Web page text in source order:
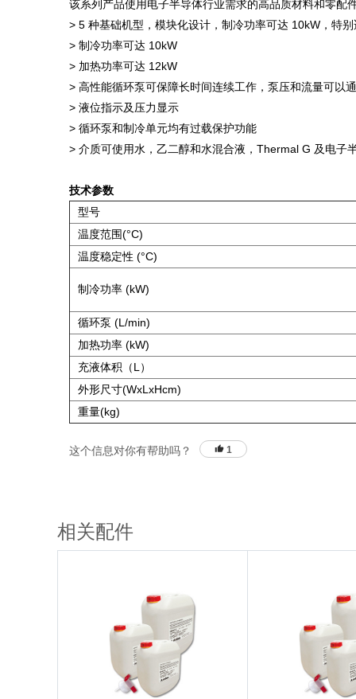
该系列产品使用电子半导体行业需求的高品质材料和零
> 5 种基础机型，模块化设计，制冷功率可达 10kW，特
> 制冷功率可达 10kW
> 加热功率可达 12kW
> 高性能循环泵可保障长时间连续工作，泵压和流量可以
> 液位指示及压力显示
> 循环泵和制冷单元均有过载保护功能
> 介质可使用水，乙二醇和水混合液，Thermal G 及电子
技术参数
型号
温度范围(°C)
温度稳定性 (°C)
制冷功率 (kW)
循环泵 (L/min)
加热功率 (kW)
充液体积（L）
外形尺寸(WxLxHcm)
重量(kg)
这个信息对你有帮助吗？ 1
相关配件